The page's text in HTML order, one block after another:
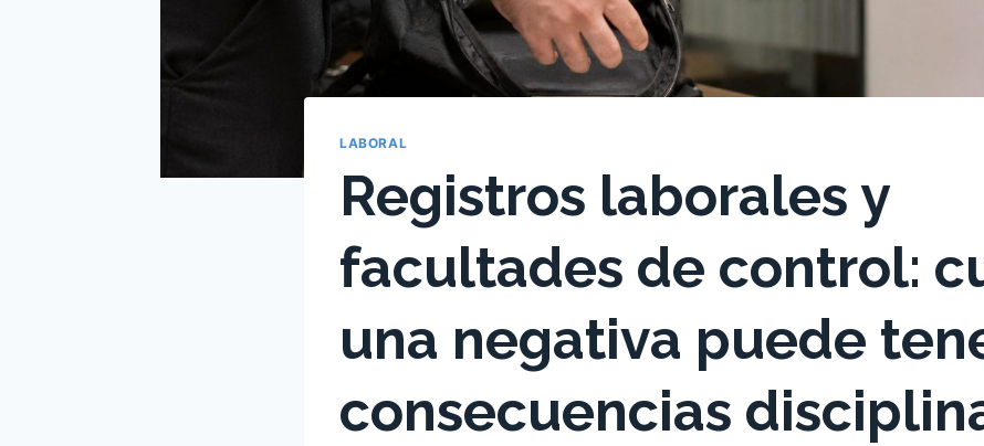
LABORAL
Registros laborales y
facultades de control:
una negativa puede
consecuencias